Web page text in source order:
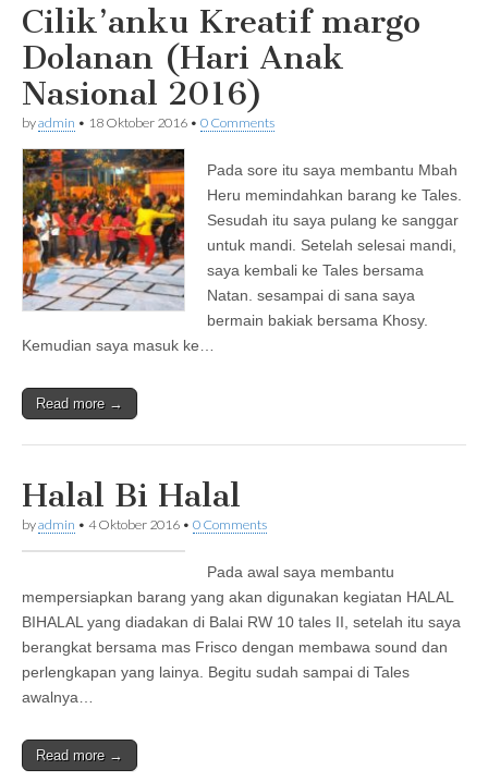
Cilik’anku Kreatif margo
Dolanan (Hari Anak
Nasional 2016)
byadmin • 18 Oktober 2016 • 0 Comments
Pada sore itu saya membantu Mbah
Heru memindahkan barang ke Tales.
Sesudah itu saya pulang ke sanggar
untuk mandi. Setelah selesai mandi,
saya kembali ke Tales bersama
Natan. sesampai di sana saya
bermain bakiak bersama Khosy.
Kemudian saya masuk ke…
Read more →
Halal Bi Halal
byadmin • 4 Oktober 2016 • 0 Comments
Pada awal saya membantu
mempersiapkan barang yang akan digunakan kegiatan HALAL
BIHALAL yang diadakan di Balai RW 10 tales II, setelah itu saya
berangkat bersama mas Frisco dengan membawa sound dan
perlengkapan yang lainya. Begitu sudah sampai di Tales
awalnya…
Read more →